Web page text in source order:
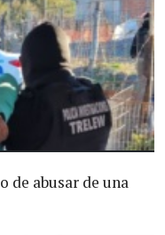
de abusar de una